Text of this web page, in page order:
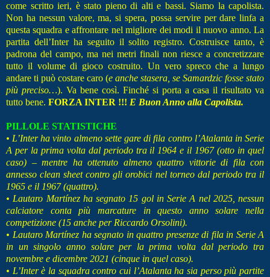
come scritto ieri, è stato pieno di alti e bassi. Siamo la capolista.
Non ha nessun valore, ma, si spera, possa servire per dare linfa a
questa squadra e affrontare nel migliore dei modi il nuovo anno. La
partita dell’Inter ha seguito il solito registro. Costruisce tanto, è
padrona del campo, ma nei metri finali non riesce a concretizzare
tutto il volume di gioco costruito. Un vero spreco che a lungo
andare ti può costare caro (e anche stasera, se Samardzic fosse stato
più preciso…). Va bene così. Finché si porta a casa il risultato va
tutto bene. FORZA INTER !!! E Buon Anno alla Capolista.
PILLOLE STATISTICHE
• L’Inter ha vinto almeno sette gare di fila contro l’Atalanta in Serie
A per la prima volta dal periodo tra il 1964 e il 1967 (otto in quel
caso) – mentre ha ottenuto almeno quattro vittorie di fila con
annesso clean sheet contro gli orobici nel torneo dal periodo tra il
1965 e il 1967 (quattro).
• Lautaro Martínez ha segnato 15 gol in Serie A nel 2025, nessun
calciatore conta più marcature in questo anno solare nella
competizione (15 anche per Riccardo Orsolini).
• Lautaro Martínez ha segnato in quattro presenze di fila in Serie A
in un singolo anno solare per la prima volta dal periodo tra
novembre e dicembre 2021 (cinque in quel caso).
• L’Inter è la squadra contro cui l’Atalanta ha sia perso più partite